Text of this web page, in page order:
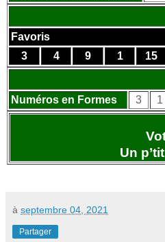
Favoris
3
4 9 1 15
Numéros en Formes 3 1
Un
à septembre 04, 2021
Partager